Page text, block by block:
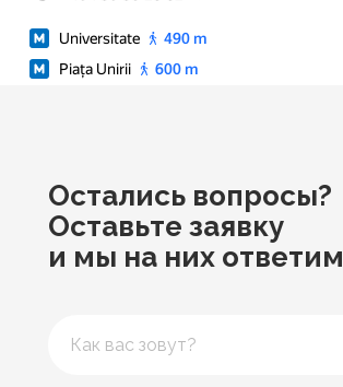
Остались вопросы?
Оставьте заявку
и мы на них ответим